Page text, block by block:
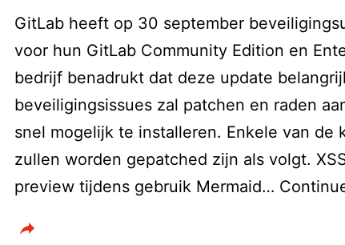
GitLab heeft op 30 september
voor hun GitLab Community Edition en
bedrijf benadrukt dat deze update
beveiligingsissues zal patchen en raden
snel mogelijk te installeren. Enkele van de
zullen worden gepatched zijn als volgt.
preview tijdens gebruik Mermaid…